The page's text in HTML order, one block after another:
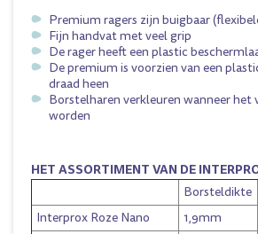
Premium ragers zijn buigbaar
Fijn handvat met veel grip
De rager heeft een plastic
De premium is voorzien van een
draad heen
Borstelharen verkleuren wanneer het
worden
HET ASSORTIMENT VAN DE
Borsteldikte
Interprox Roze Nano
1,9mm